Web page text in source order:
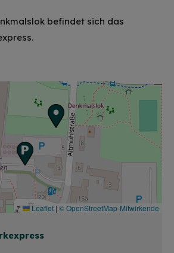
befindet sich das
Leaflet | © OpenStreetMap-Mitwirkende